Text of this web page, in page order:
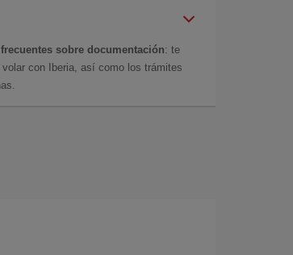
sobre documentación: te
con Iberia, así como los trámites